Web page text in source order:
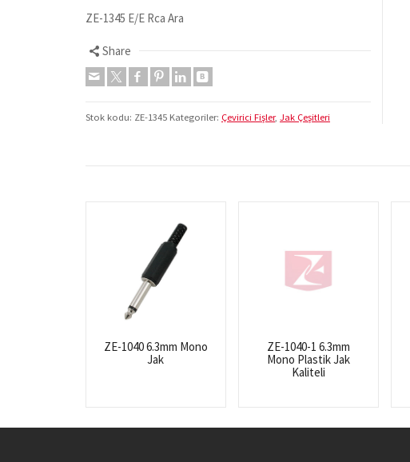
ZE-1345 E/E Rca Ara
Share
Stok kodu: ZE-1345 Kategoriler: Çevirici Fişler, Jak Çeşitleri
ZE-1040 6.3mm Mono
Jak
ZE-1040-1 6.3mm
Mono Plastik Jak
Kaliteli